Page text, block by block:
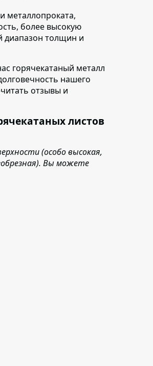
металлопроката,
более высокую
диапазон толщин и
горячекатаный металл
нашего
отзывы и
листов
(особо высокая,
Вы можете